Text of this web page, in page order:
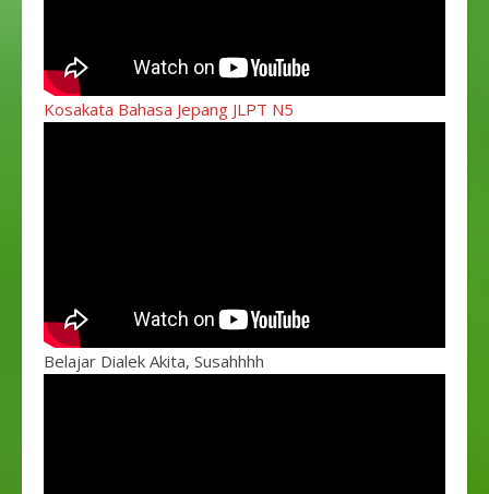
Kosakata Bahasa Jepang JLPT N5
Belajar Dialek Akita, Susahhhh